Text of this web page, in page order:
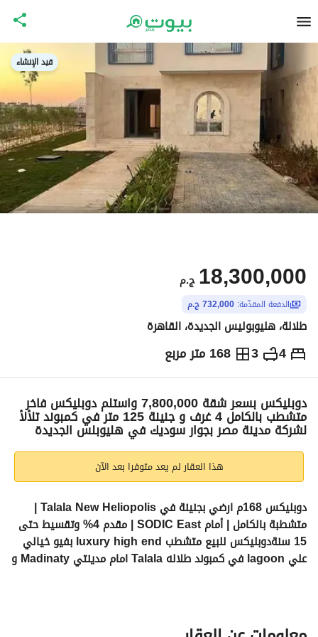
قيد الإنشاء
ج.م 18,300,000
الدفعة المقدّمة: 732,000 ج.م
طلالة، هليوبوليس الجديدة، القاهرة
4
3 168 متر مربع ج.م18,300,000
الاماكن القريبة دوبليكس بسعر شقة 7,800,000 واستلم دوبليكس فاخر
متشطب بالكامل 4 غرف و جنينة 125 متر في كمبوند تلألأ
لشركة مدينة مصر بجوار سوديك في هليوبلس الجديدة
هذا العقار لم يعد متوفرا بعد الآن
15 سنة
الخامس